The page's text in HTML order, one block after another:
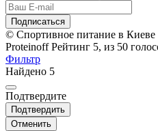
Подписаться
© Спортивное питание в Киеве
ProteinoffРейтинг 5, из 50
Фильтр
Найдено 5
Подтвердите
Подтвердить
Отменить